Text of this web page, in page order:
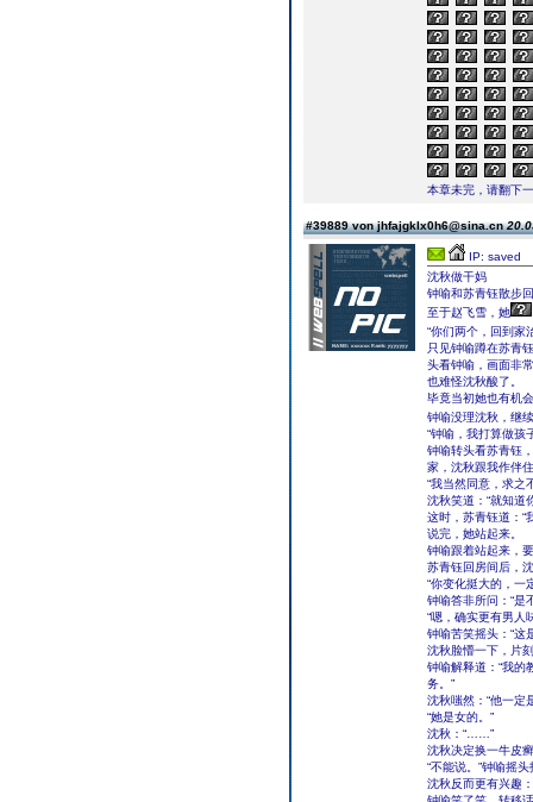
本章未完，请翻下
#39889 von jhfajgklx0h6@sina.cn
IP: saved
沈秋做干妈
钟喻和苏青钰散步
至于赵飞雪，她
“你们两个，回到家
只见钟喻蹲在苏青
头看钟喻，画面非
也难怪沈秋酸了。
毕竟当初她也有机
钟喻没理沈秋，继续
“钟喻，我打算做孩
钟喻转头看苏青钰
家，沈秋跟我作伴
“我当然同意，求之
沈秋笑道：“就知道
这时，苏青钰道：“
说完，她站起来。
钟喻跟着站起来，
苏青钰回房间后，
“你变化挺大的，一
钟喻答非所问：“是
“嗯，确实更有男人
钟喻苦笑摇头：“这
沈秋脸懵一下，片
钟喻解释道：“我的
务。”
沈秋嗤然：“他一定
“她是女的。”
沈秋：“……”
沈秋决定换一牛皮
“不能说。”钟喻摇
沈秋反而更有兴趣